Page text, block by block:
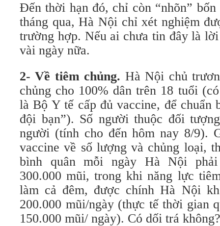
Đến thời hạn đó, chỉ còn “nhõn” bốn
tháng qua, Hà Nội chỉ xét nghiệm
trường hợp. Nếu ai chưa tin đây là
vài ngày nữa.
2- Về tiêm chủng. Hà Nội chủ
chủng cho 100% dân trên 18 tuổi
là Bộ Y tế cấp đủ vaccine, để chuẩn
đội bạn”). Số người thuộc đối
người (tính cho đến hôm nay 8/9).
vaccine về số lượng và chủng loại,
bình quân mỗi ngày Hà Nội phải
300.000 mũi, trong khi năng lực
làm cả đêm, được chính Hà Nội
200.000 mũi/ngày (thực tế thời gian
150.000 mũi/ ngày). Có dối trá không?